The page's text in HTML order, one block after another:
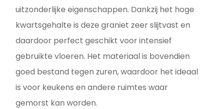
uitzonderlijke eigenschappen. Dankzij het hoge
kwartsgehalte is deze graniet zeer slijtvast en
daardoor perfect geschikt voor intensief
gebruikte vloeren. Het materiaal is bovendien
goed bestand tegen zuren, waardoor het ideaal
is voor keukens en andere ruimtes waar
gemorst kan worden.